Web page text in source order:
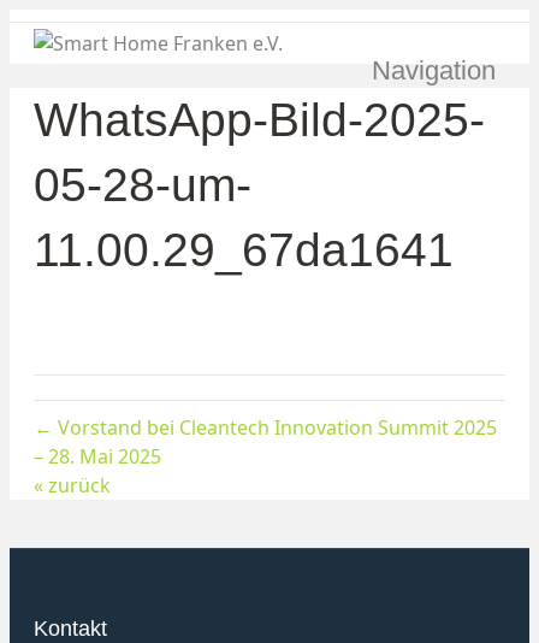
Navigation
WhatsApp-Bild-2025-
05-28-um-
11.00.29_67da1641
← Vorstand bei Cleantech Innovation Summit 2025
– 28. Mai 2025
« zurück
Kontakt